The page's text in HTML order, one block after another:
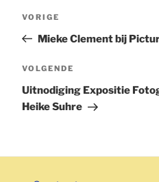
Bericht
Vorig
bericht
VORIGE
Mieke Clement bij
Volgend
bericht
VOLGENDE
Uitnodiging Expositie
Heike Suhre